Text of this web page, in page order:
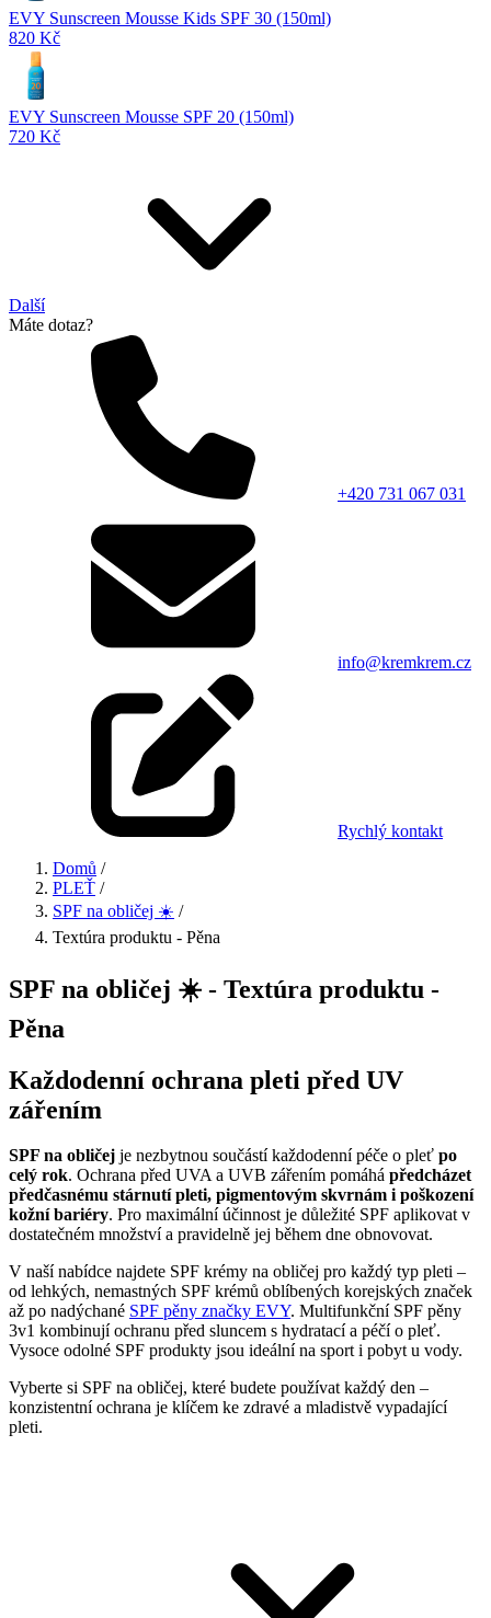
EVY Sunscreen Mousse Kids SPF 30 (150ml)
820 Kč
EVY Sunscreen Mousse SPF 20 (150ml)
720 Kč
Další
Máte dotaz?
+420 731 067 031
info@kremkrem.cz
Rychlý kontakt
Domů /
PLEŤ /
SPF na obličej ☀️ /
Textúra produktu - Pěna
SPF na obličej ☀️ - Textúra produktu -
Pěna
Každodenní ochrana pleti před UV
zářením
SPF na obličej je nezbytnou součástí každodenní péče o pleť po
celý rok. Ochrana před UVA a UVB zářením pomáhá předcházet
předčasnému stárnutí pleti, pigmentovým skvrnám i poškození
kožní bariéry. Pro maximální účinnost je důležité SPF aplikovat v
dostatečném množství a pravidelně jej během dne obnovovat.
V naší nabídce najdete SPF krémy na obličej pro každý typ pleti –
od lehkých, nemastných SPF krémů oblíbených korejských značek
až po nadýchané SPF pěny značky EVY. Multifunkční SPF pěny
3v1 kombinují ochranu před sluncem s hydratací a péčí o pleť.
Vysoce odolné SPF produkty jsou ideální na sport i pobyt u vody.
Vyberte si SPF na obličej, které budete používat každý den –
konzistentní ochrana je klíčem ke zdravé a mladistvě vypadající
pleti.